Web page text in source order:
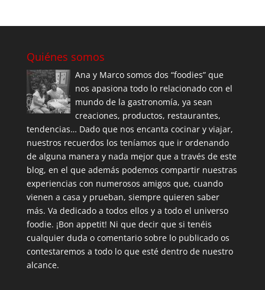
Quiénes somos
Ana y Marco somos dos “foodies” que
nos apasiona todo lo relacionado con el
mundo de la gastronomía, ya sean
creaciones, productos, restaurantes,
tendencias… Dado que nos encanta cocinar y viajar,
nuestros recuerdos los teníamos que ir ordenando
de alguna manera y nada mejor que a través de este
blog, en el que además podemos compartir nuestras
experiencias con numerosos amigos que, cuando
vienen a casa y prueban, siempre quieren saber
más. Va dedicado a todos ellos y a todo el universo
foodie. ¡Bon appetit! Ni que decir que si tenéis
cualquier duda o comentario sobre lo publicado os
contestaremos a todo lo que esté dentro de nuestro
alcance.